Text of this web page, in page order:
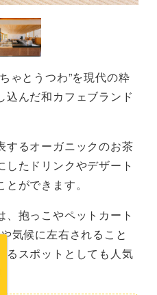
ゃとうつわ”を現代の粋
込んだ和カフェブランド
するオーガニックのお茶
したドリンクやデザート
ができます。
抱っこやペットカート
気候に左右されること
るスポットとしても人気